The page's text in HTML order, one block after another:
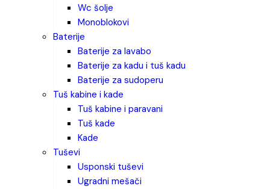
wc šolje
monoblokovi
baterije
baterije za lavabo
baterije za kadu i tuš kadu
baterije za sudoperu
tuš kabine i kade
tuš kabine i paravani
tuš kade
kade
tuševi
usponski tuševi
ugradni mešači